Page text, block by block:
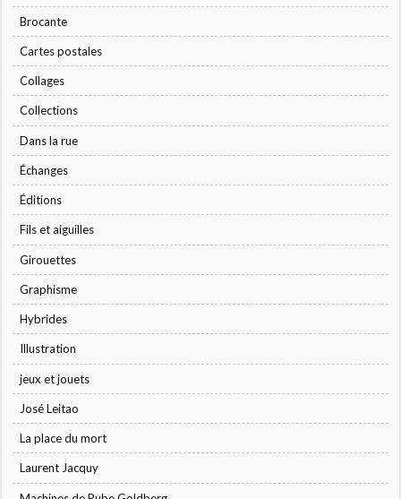
Brocante
Cartes postales
Collages
Collections
Dans la rue
Échanges
Éditions
Fils et aiguilles
Girouettes
Graphisme
Hybrides
Illustration
jeux et jouets
José Leitao
La place du mort
Laurent Jacquy